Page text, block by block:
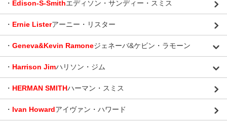
・ Edison-S-Smithエディソン・サンディー・スミス
・ Ernie Listerアーニー・リスター
・ Geneva&Kevin Ramoneジェネーバ&ケビン・ラモーン
・ Harrison Jimハリソン・ジム
・ HERMAN SMITHハーマン・スミス
・ Ivan Howardアイヴァン・ハワード